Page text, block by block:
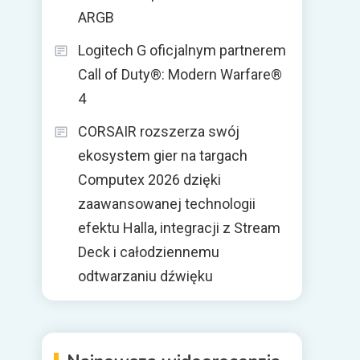
ARGB
Logitech G oficjalnym partnerem
Call of Duty®: Modern Warfare®
4
CORSAIR rozszerza swój
ekosystem gier na targach
Computex 2026 dzięki
zaawansowanej technologii
efektu Halla, integracji z Stream
Deck i całodziennemu
odtwarzaniu dźwięku